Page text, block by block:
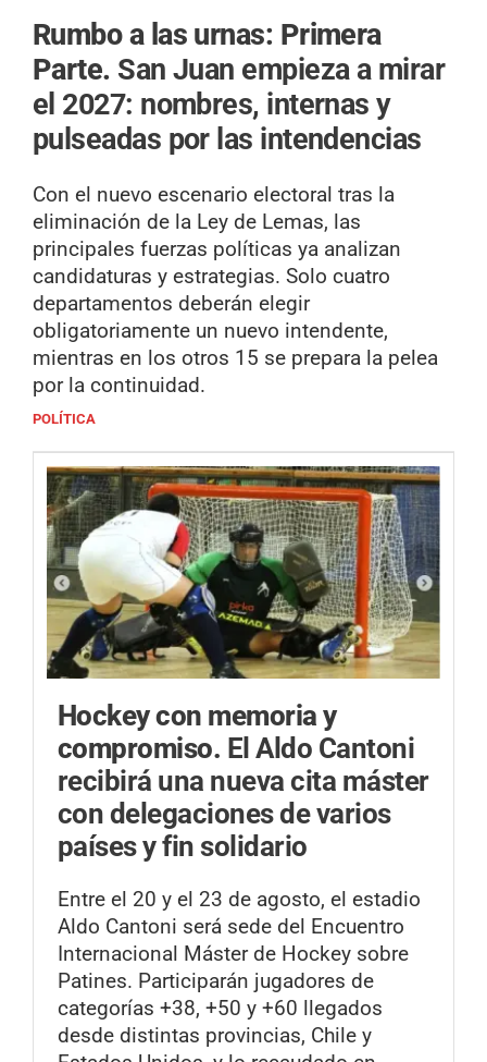
Rumbo a las urnas: Primera
Parte. San Juan empieza a mirar
el 2027: nombres, internas y
pulseadas por las intendencias
Con el nuevo escenario electoral tras la
eliminación de la Ley de Lemas, las
principales fuerzas políticas ya analizan
candidaturas y estrategias. Solo cuatro
departamentos deberán elegir
obligatoriamente un nuevo intendente,
mientras en los otros 15 se prepara la pelea
por la continuidad.
POLÍTICA
Hockey con memoria y
compromiso. El Aldo Cantoni
recibirá una nueva cita máster
con delegaciones de varios
países y fin solidario
Entre el 20 y el 23 de agosto, el estadio
Aldo Cantoni será sede del Encuentro
Internacional Máster de Hockey sobre
Patines. Participarán jugadores de
categorías +38, +50 y +60 llegados
desde distintas provincias, Chile y